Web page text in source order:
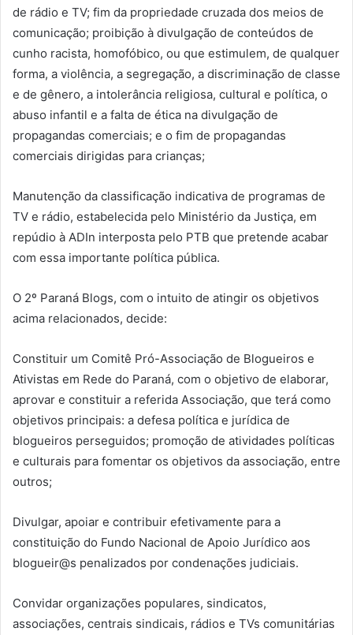
de rádio e TV; fim da propriedade cruzada dos meios de
comunicação; proibição à divulgação de conteúdos de
cunho racista, homofóbico, ou que estimulem, de qualquer
forma, a violência, a segregação, a discriminação de classe
e de gênero, a intolerância religiosa, cultural e política, o
abuso infantil e a falta de ética na divulgação de
propagandas comerciais; e o fim de propagandas
comerciais dirigidas para crianças;
Manutenção da classificação indicativa de programas de
TV e rádio, estabelecida pelo Ministério da Justiça, em
repúdio à ADIn interposta pelo PTB que pretende acabar
com essa importante política pública.
O 2º Paraná Blogs, com o intuito de atingir os objetivos
acima relacionados, decide:
Constituir um Comitê Pró-Associação de Blogueiros e
Ativistas em Rede do Paraná, com o objetivo de elaborar,
aprovar e constituir a referida Associação, que terá como
objetivos principais: a defesa política e jurídica de
blogueiros perseguidos; promoção de atividades políticas
e culturais para fomentar os objetivos da associação, entre
outros;
Divulgar, apoiar e contribuir efetivamente para a
constituição do Fundo Nacional de Apoio Jurídico aos
blogueir@s penalizados por condenações judiciais.
Convidar organizações populares, sindicatos,
associações, centrais sindicais, rádios e TVs comunitárias